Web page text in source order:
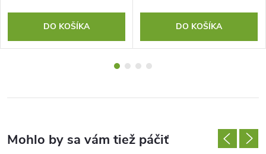
DO KOŠÍKA DO KOŠÍKA